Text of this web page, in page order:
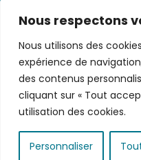
Nous respectons
Nous utilisons des
expérience de
des contenus
cliquant sur « Tout
utilisation des cookies.
Personnaliser
Nous contacter-
personnelles-
!
Votre email